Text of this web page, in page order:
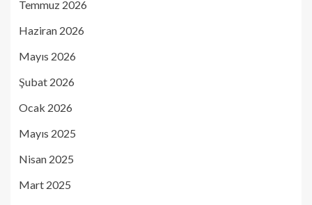
Temmuz 2026
Haziran 2026
Mayıs 2026
Şubat 2026
Ocak 2026
Mayıs 2025
Nisan 2025
Mart 2025